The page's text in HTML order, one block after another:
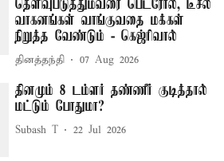
தெளிவுபடுத்தும்வரை பெட்ரோல், டீசல்
வாகனங்கள் வாங்குவதை மக்கள்
நிறுத்த வேண்டும் - கெஜ்ரிவால்
தினத்தந்தி 07 Aug 2026
தினமும் 8 டம்ளர் தண்ணீர் குடித்தால்
மட்டும் போதுமா?
Subash T 22 Jul 2026